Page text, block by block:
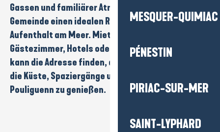
MESQUER-QUIMIAC
PÉNESTIN
PIRIAC-SUR-MER
SAINT-LYPHARD
Gassen und familiärer Atmosphäre
Gemeinde einen idealen Rahmen für einen
Aufenthalt am Meer. Mietwohnungen
Gästezimmer, Hotels oder Campingplätze
kann die Adresse finden, die ihm entspricht, um
die Küste, Spaziergänge und das süße Leben in
Pouliguenn zu genießen.